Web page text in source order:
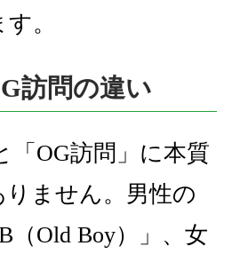
。
訪問の違い
「OG訪問」に本質
ません。男性の
（Old Boy）」、女